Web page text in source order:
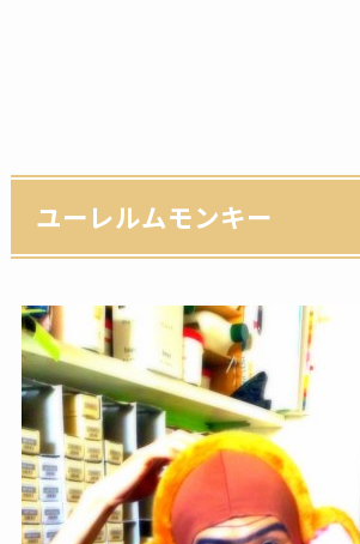
ユーレルムモンキー